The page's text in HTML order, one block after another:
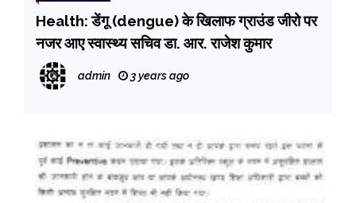
Health: डेंगू (dengue) के खिलाफ ग्राउंड जीरो पर
नजर आए स्वास्थ्य सचिव डा. आर. राजेश कुमार
admin 3 years ago